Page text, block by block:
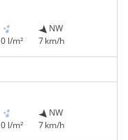
0 l/m²
NW
7 km/h
0 l/m²
NW
7 km/h